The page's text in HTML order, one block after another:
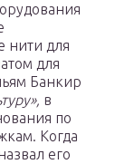
нити для
для
Банкир
в
по
Когда
его